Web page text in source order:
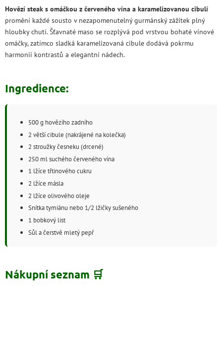
Hovězí steak s omáčkou z červeného vína a karamelizovanou cibulí
promění každé sousto v nezapomenutelný gurmánský zážitek plný
hloubky chutí. Šťavnaté maso se rozplývá pod vrstvou bohaté vínové
omáčky, zatímco sladká karamelizovaná cibule dodává pokrmu
harmonii kontrastů a elegantní nádech.
Ingredience:
500 g hovězího zadního
2 větší cibule (nakrájené na kolečka)
2 stroužky česneku (drcené)
250 ml suchého červeného vína
1 lžíce třtinového cukru
2 lžíce másla
2 lžíce olivového oleje
Snítka tymiánu nebo 1/2 lžičky sušeného
1 bobkový list
Sůl a čerstvě mletý pepř
Nákupní seznam 🛒